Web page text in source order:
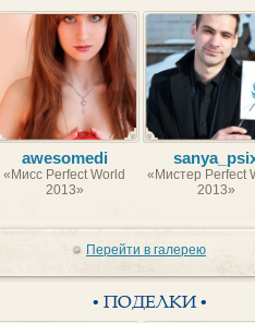
awesomedi
«Мисс Perfect World
2013»
«Мистер Perfect
2013»
Перейти в галерею
• ПОДЕЛКИ •